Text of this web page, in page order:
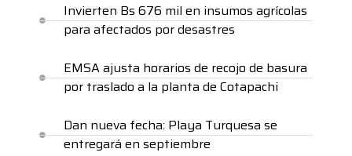
Invierten Bs 676 mil en insumos agrícolas
para afectados por desastres
EMSA ajusta horarios de recojo de basura
por traslado a la planta de Cotapachi
Dan nueva fecha: Playa Turquesa se
entregará en septiembre